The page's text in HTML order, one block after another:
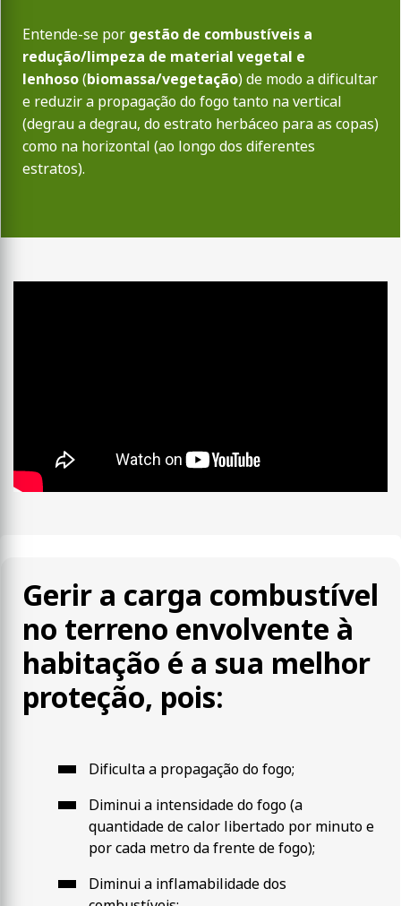
Entende-se por gestão de combustíveis a
redução/limpeza de material vegetal e
lenhoso(biomassa/vegetação)de modo a dificultar
e reduzir a propagação do fogo tanto na vertical
(degrau a degrau, do estrato herbáceo para as copas)
como na horizontal (ao longo dos diferentes
estratos).
Gerir a carga combustível
no terreno envolvente à
habitação é a sua melhor
proteção, pois:
Dificulta a propagação do fogo;
Diminui a intensidade do fogo (a
quantidade de calor libertado por minuto e
por cada metro da frente de fogo);
Diminui a inflamabilidade dos